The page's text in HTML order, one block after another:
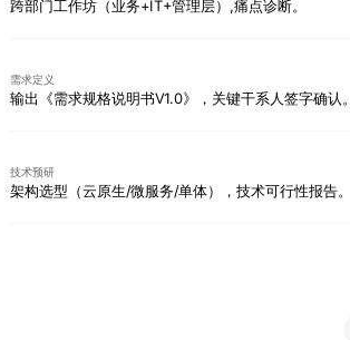
跨部门工作坊（业务+IT+管理层）,痛点诊断。
需求定义
输出《需求规格说明书V1.0》，关键干系人签字确认。
技术预研
架构选型（云原生/微服务/单体），技术可行性报告。